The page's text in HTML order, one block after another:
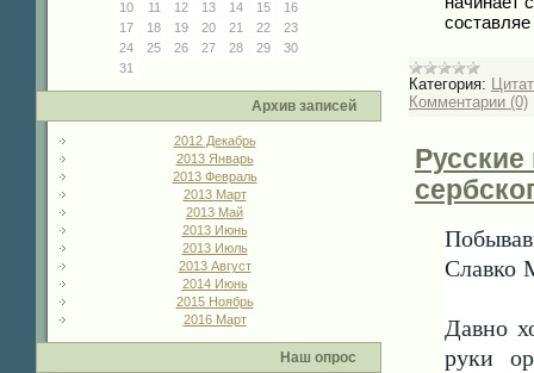
10
11 12 13 14 15
16
17
18 19 20 21 22
23
24
25 26 27 28 29
30
31
Архив записей
2012 Декабрь
2013 Январь
2013 Февраль
2013 Март
2013 Май
2013 Июнь
2013 Июль
2013 Август
2014 Июнь
2015 Ноябрь
2016 Март
Наш опрос
составляе
Категория:
Комментарии (0)
Славко
Давно
руки